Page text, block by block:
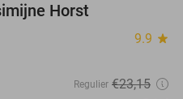
Horst
9.9 star
Regulier €23,15